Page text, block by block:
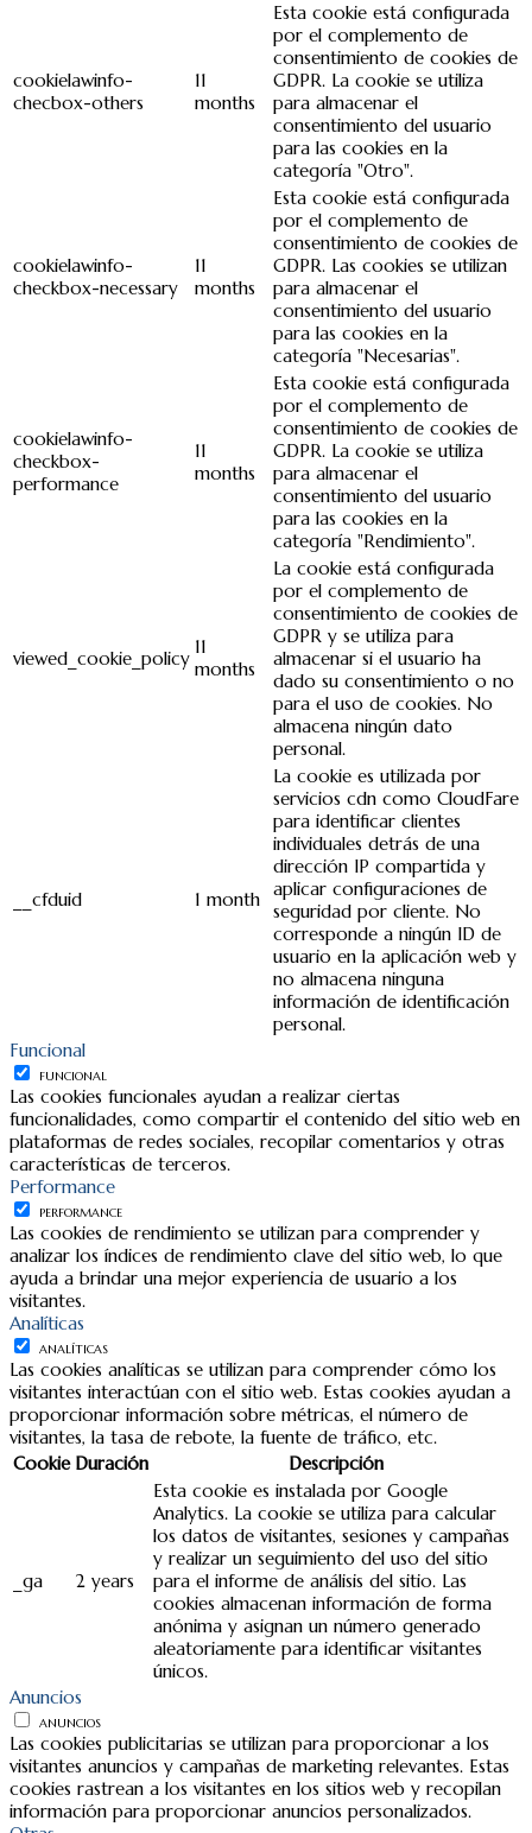
cookielawinfo-
checbox-others
11
months
Esta cookie está configurada
por el complemento de
consentimiento de cookies de
GDPR. La cookie se utiliza
para almacenar el
consentimiento del usuario
para las cookies en la
categoría "Otro".
cookielawinfo-
checkbox-necessary
11
months
Esta cookie está configurada
por el complemento de
consentimiento de cookies de
GDPR. Las cookies se utilizan
para almacenar el
consentimiento del usuario
para las cookies en la
categoría "Necesarias".
cookielawinfo-
checkbox-
performance
11
months
Esta cookie está configurada
por el complemento de
consentimiento de cookies de
GDPR. La cookie se utiliza
para almacenar el
consentimiento del usuario
para las cookies en la
categoría "Rendimiento".
viewed_cookie_policy
11
months
La cookie está configurada
por el complemento de
consentimiento de cookies de
GDPR y se utiliza para
almacenar si el usuario ha
dado su consentimiento o no
para el uso de cookies. No
almacena ningún dato
personal.
__cfduid 1 month
La cookie es utilizada por
servicios cdn como CloudFare
para identificar clientes
individuales detrás de una
dirección IP compartida y
aplicar configuraciones de
seguridad por cliente. No
corresponde a ningún ID de
usuario en la aplicación web y
no almacena ninguna
información de identificación
personal.
Funcional
FUNCIONAL
Las cookies funcionales ayudan a realizar ciertas
funcionalidades, como compartir el contenido del sitio web en
plataformas de redes sociales, recopilar comentarios y otras
características de terceros.
Performance
PERFORMANCE
Las cookies de rendimiento se utilizan para comprender y
analizar los índices de rendimiento clave del sitio web, lo que
ayuda a brindar una mejor experiencia de usuario a los
visitantes.
Analíticas
ANALÍTICAS
Las cookies analíticas se utilizan para comprender cómo los
visitantes interactúan con el sitio web. Estas cookies ayudan a
proporcionar información sobre métricas, el número de
visitantes, la tasa de rebote, la fuente de tráfico, etc.
Cookie Duración Descripción
_ga 2 years
Esta cookie es instalada por Google
Analytics. La cookie se utiliza para calcular
los datos de visitantes, sesiones y campañas
y realizar un seguimiento del uso del sitio
para el informe de análisis del sitio. Las
cookies almacenan información de forma
anónima y asignan un número generado
aleatoriamente para identificar visitantes
únicos.
Anuncios
ANUNCIOS
Las cookies publicitarias se utilizan para proporcionar a los
visitantes anuncios y campañas de marketing relevantes. Estas
cookies rastrean a los visitantes en los sitios web y recopilan
información para proporcionar anuncios personalizados.